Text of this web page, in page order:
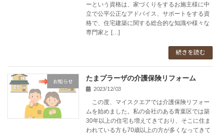
ーという資格は、家づくりをするお施主様に中
立で公平公正なアドバイス、サポートをする資
格で、住宅建築に関する総合的な知識や様々な
専門家と […]
続きを読む
お知らせ たまプラーザの介護保険リフォーム
2023/12/03
この度、マイスクエアでは介護保険リフォー
ムを始めました。私の会社のある青葉区では築
30年以上の住宅も増えてきており、そこに住ま
われている方も70歳以上の方が多くなってきて